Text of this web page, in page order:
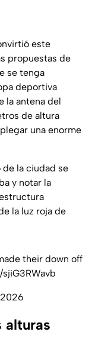
este
propuestas de
se tenga
deportiva
la antena del
de altura
una enorme
la ciudad se
y notar la
la luz roja de
their down off
2026
alturas